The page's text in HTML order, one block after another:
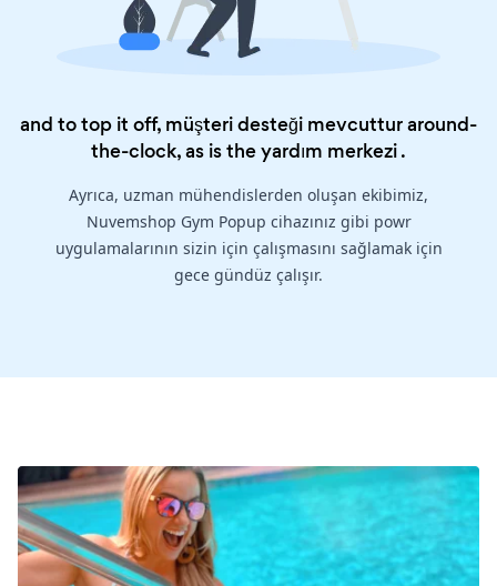
and to top it off, müşteri desteği mevcuttur around-
the-clock, as is theyardım merkezi.
Ayrıca, uzman mühendislerden oluşan ekibimiz,
Nuvemshop Gym Popup cihazınız gibi powr
uygulamalarının sizin için çalışmasını sağlamak için
gece gündüz çalışır.